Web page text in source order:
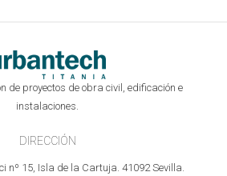
de proyectos de obra civil, edificación e
instalaciones.
DIRECCIÓN
nº 15, Isla de la Cartuja. 41092 Sevilla.